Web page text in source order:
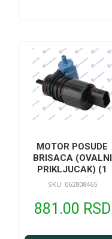
MOTOR POSUDE
BRISACA (OVALNI
PRIKLJUCAK) (1
PUMPA)
SKU: 062808465
881.00 RSD